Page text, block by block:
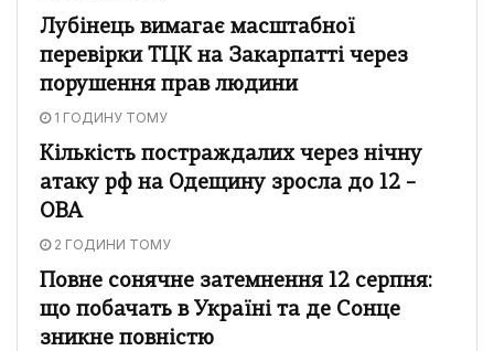
Лубінець вимагає масштабної
перевірки ТЦК на Закарпатті через
порушення прав людини
1 ГОДИНУ ТОМУ
Кількість постраждалих через нічну
атаку рф на Одещину зросла до 12 –
ОВА
2 ГОДИНИ ТОМУ
Повне сонячне затемнення 12 серпня:
що побачать в Україні та де Сонце
зникне повністю